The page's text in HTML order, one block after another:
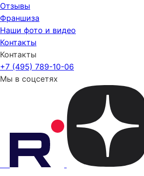
Отзывы
Франшиза
Наши фото и видео
Контакты
Контакты
+7 (495) 789-10-06
Мы в соцсетях